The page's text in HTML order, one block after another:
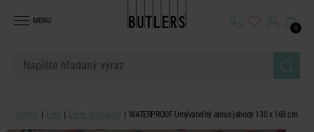
MENU
0
Domov Leto Letné stolovanie WATERPROOF Umývateľný obrus jahody 130 x 160 cm